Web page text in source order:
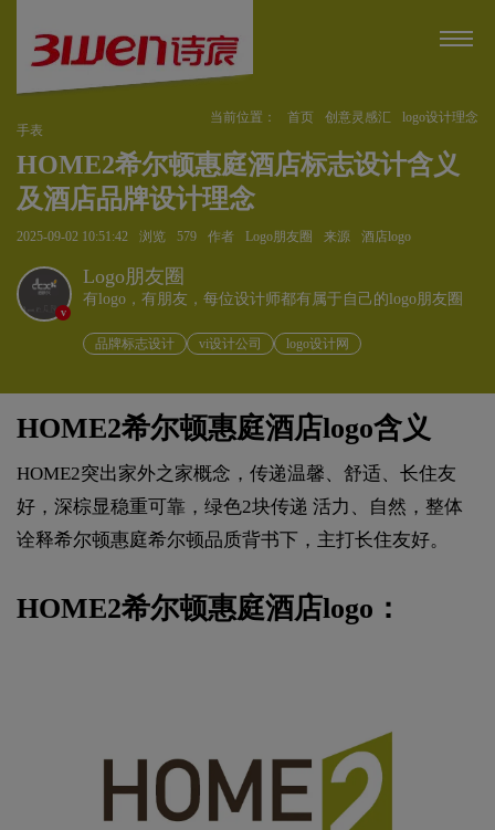
当前位置： 首页 创意灵感汇
logo设计理念
手表
HOME2希尔顿惠庭酒店标志设计含义
及酒店品牌设计理念
2025-09-02 10:51:42 浏览 579 作者 Logo朋友圈 来源 酒店logo
v
Logo朋友圈
有logo，有朋友，每位设计师都有属于自己的logo朋友圈
品牌标志设计 vi设计公司 logo设计网
HOME2希尔顿惠庭酒店logo含义
HOME2突出家外之家概念，传递温馨、舒适、长住友
好，深棕显稳重可靠，绿色2块传递 活力、自然，整体
诠释希尔顿惠庭希尔顿品质背书下，主打长住友好。
HOME2希尔顿惠庭酒店logo：